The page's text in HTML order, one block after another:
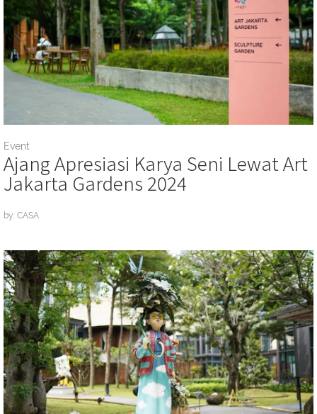
Event
Ajang Apresiasi Karya Seni Lewat Art
Jakarta Gardens 2024
by: CASA